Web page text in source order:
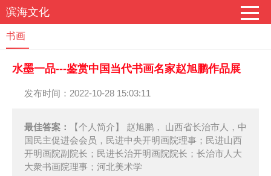
滨海文化
书画
水墨一品---鉴赏中国当代书画名家赵旭鹏作品展
发布时间：2022-10-28 15:03:11
最佳答案：
【个人简介】 赵旭鹏， 山西省长治市人，中
国民主促进会会员，民进中央开明画院理事；民进山西
开明画院副院长；民进长治开明画院院长；长治市人大
大衆书画院理事；河北美术学